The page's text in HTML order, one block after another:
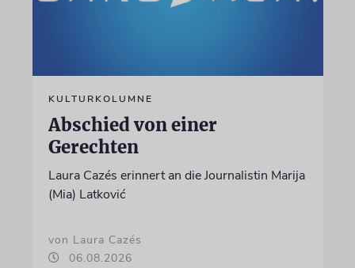
KULTURKOLUMNE
Abschied von einer
Gerechten
Laura Cazés erinnert an die Journalistin Marija
(Mia) Latković
von Laura Cazés
06.08.2026